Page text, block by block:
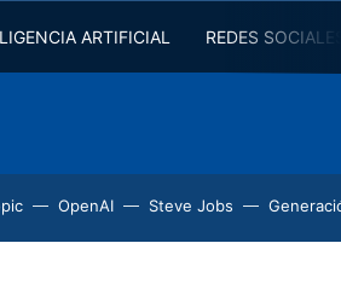
ARTIFICIAL REDES
OpenAI Steve Jobs